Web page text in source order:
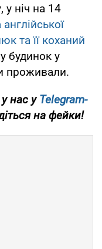
у ніч на 14
та її коханий
будинок у
проживали.
нас уTelegram-
на фейки!